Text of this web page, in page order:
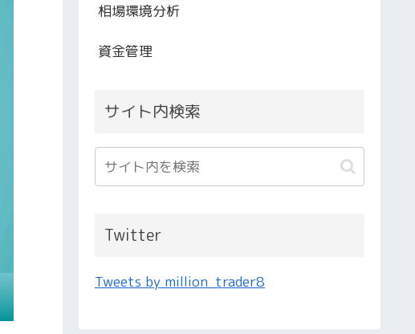
相場環境分析
資金管理
サイト内検索
Twitter
Tweets by million_trader8